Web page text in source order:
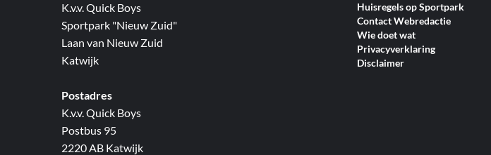
K.v.v. Quick Boys
Sportpark "Nieuw Zuid"
Laan van Nieuw Zuid
Katwijk
Postadres
K.v.v. Quick Boys
Postbus 95
2220 AB Katwijk
Huisregels op Sportpark
Contact Webredactie
Wie doet wat
Privacyverklaring
Disclaimer